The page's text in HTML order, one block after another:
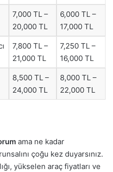
7,000 TL –
20,000 TL
6,000 TL –
17,000 TL
7,800 TL –
21,000 TL
7,250 TL –
16,000 TL
8,500 TL –
24,000 TL
8,000 TL –
22,000 TL
ama ne kadar
çoğu kez duyarsınız.
yükselen araç fiyatları ve